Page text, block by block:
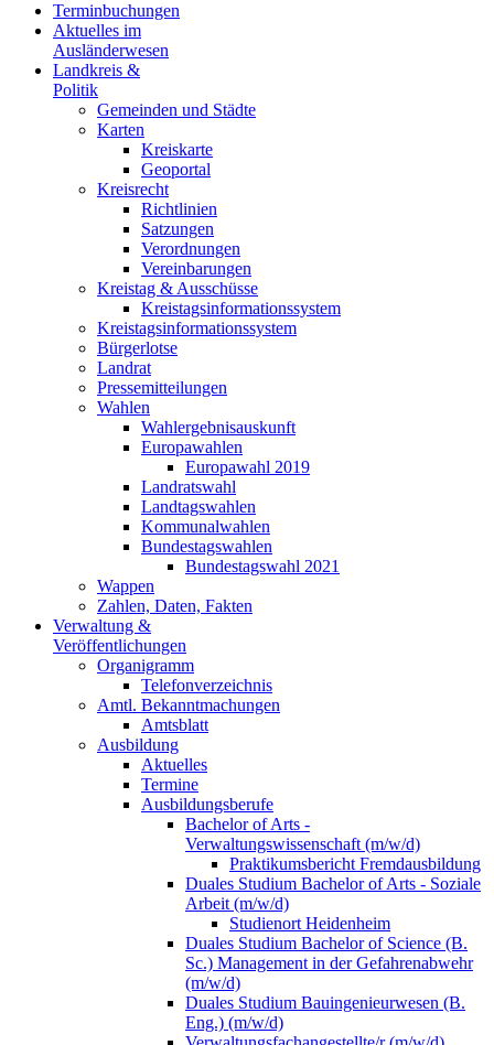
Terminbuchungen
Aktuelles im
Ausländerwesen
Landkreis &
Politik
Gemeinden und Städte
Karten
Kreiskarte
Geoportal
Kreisrecht
Richtlinien
Satzungen
Verordnungen
Vereinbarungen
Kreistag & Ausschüsse
Kreistagsinformationssystem
Kreistagsinformationssystem
Bürgerlotse
Landrat
Pressemitteilungen
Wahlen
Wahlergebnisauskunft
Europawahlen
Europawahl 2019
Landratswahl
Landtagswahlen
Kommunalwahlen
Bundestagswahlen
Bundestagswahl 2021
Wappen
Zahlen, Daten, Fakten
Verwaltung &
Veröffentlichungen
Organigramm
Telefonverzeichnis
Amtl. Bekanntmachungen
Amtsblatt
Ausbildung
Aktuelles
Termine
Ausbildungsberufe
Bachelor of Arts -
Verwaltungswissenschaft (m/w/d)
Praktikumsbericht Fremdausbildung
Duales Studium Bachelor of Arts - Soziale
Arbeit (m/w/d)
Studienort Heidenheim
Duales Studium Bachelor of Science (B.
Sc.) Management in der Gefahrenabwehr
(m/w/d)
Duales Studium Bauingenieurwesen (B.
Eng.) (m/w/d)